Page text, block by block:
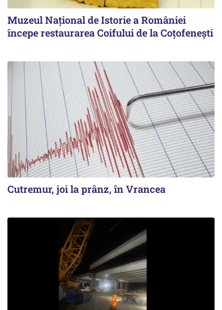
Muzeul Național de Istorie a României
începe restaurarea Coifului de la Coțofenești
Cutremur, joi la prânz, în Vrancea